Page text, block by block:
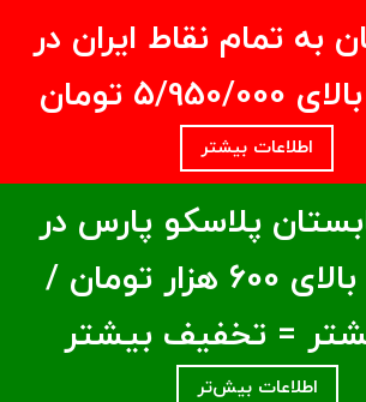
به تمام نقاط ایران در
تومان
اطلاعات بیشتر
پلاسکو پارس در
خریدهای بالای ۶00 هزار تومان /
= تخفیف بیشتر
اطلاعات بیش‌تر